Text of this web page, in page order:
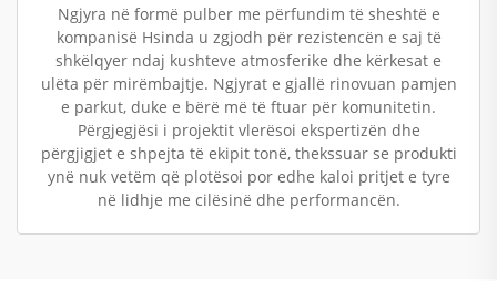
Ngjyra në formë pulber me përfundim të sheshtë e
kompanisë Hsinda u zgjodh për rezistencën e saj të
shkëlqyer ndaj kushteve atmosferike dhe kërkesat e
ulëta për mirëmbajtje. Ngjyrat e gjallë rinovuan pamjen
e parkut, duke e bërë më të ftuar për komunitetin.
Përgjegjësi i projektit vlerësoi ekspertizën dhe
përgjigjet e shpejta të ekipit tonë, thekssuar se produkti
ynë nuk vetëm që plotësoi por edhe kaloi pritjet e tyre
në lidhje me cilësinë dhe performancën.